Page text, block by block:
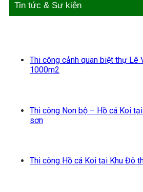
Tin tức & Sự kiện
Thi công cảnh quan biệt thự Lê
1000m2
Thi công Non bộ – Hồ cá Koi
sơn
Thi công Hồ cá Koi tại Khu Đô